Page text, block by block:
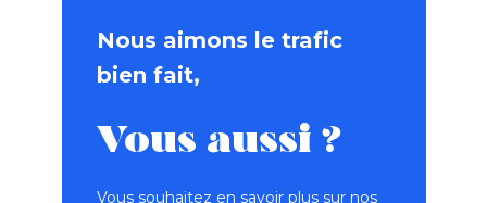
Nous aimons le trafic
bien fait,
Vous aussi ?
Vous souhaitez en savoir plus sur nos